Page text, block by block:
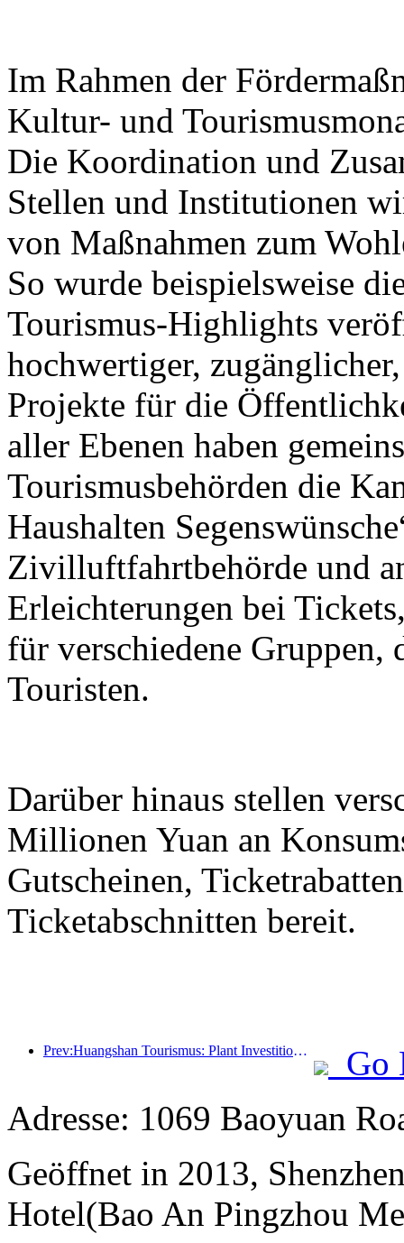
Im Rahmen der
Kultur- und
Die Koordination und
Stellen und Institutionen
von Maßnahmen zum
So wurde beispielsweise
Tourismus-Highlights
hochwertiger,
Projekte für die
aller Ebenen haben
Tourismusbehörden die
Haushalten
Zivilluftfahrtbehörde und
Erleichterungen bei
für verschiedene Gruppen,
Touristen.
Darüber hinaus stellen
Millionen Yuan an
Gutscheinen,
Ticketabschnitten bereit.
Prev:Huangshan Tourismus: Plant Investitionen in Höhe von 530 Millionen Yuan für Hotelrenovierungen
Go
Adresse: 1069 Baoyuan
Geöffnet in 2013,
Hotel(Bao An Pingzhou